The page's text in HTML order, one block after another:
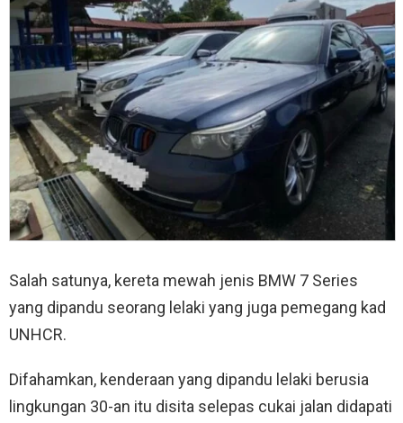
Salah satunya, kereta mewah jenis BMW 7 Series
yang dipandu seorang lelaki yang juga pemegang kad
UNHCR.
Difahamkan, kenderaan yang dipandu lelaki berusia
lingkungan 30-an itu disita selepas cukai jalan didapati